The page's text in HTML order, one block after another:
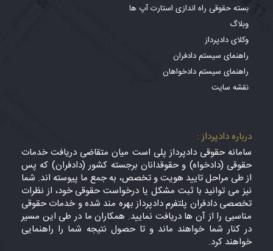
بسته حقوقی راه اندازی استارت آپ ها
وبلاگ
وکلای دادپرداز
راهنمای سیستم دادفران
راهنمای سیستم دادخواهان
نقشه سایت
درباره دادپرداز :
سامانه حقوقی دادپرداز پلی است میان متقاضی دریافت خدمات
حقوقی (دادخواه) و حقوقدانان برجسته کشور (دادفران) که پس
از طی مراحل تایید هویت و تخصص، به جمع ما پیوسته اند. شما
نیز می توانید با ثبت مشکل یا درخواست حقوقی خود، از نظرات
تخصصی دادفران پلتفرم دادپرداز بهره مند شده و خدمات حقوقی
مناسبی را از آن ها دریافت نمایید. همکاران ما در طی این مسیر
در کنار شما خواهند ماند و تا حصول نتیجه شما را راهنمایی
خواهند کرد.